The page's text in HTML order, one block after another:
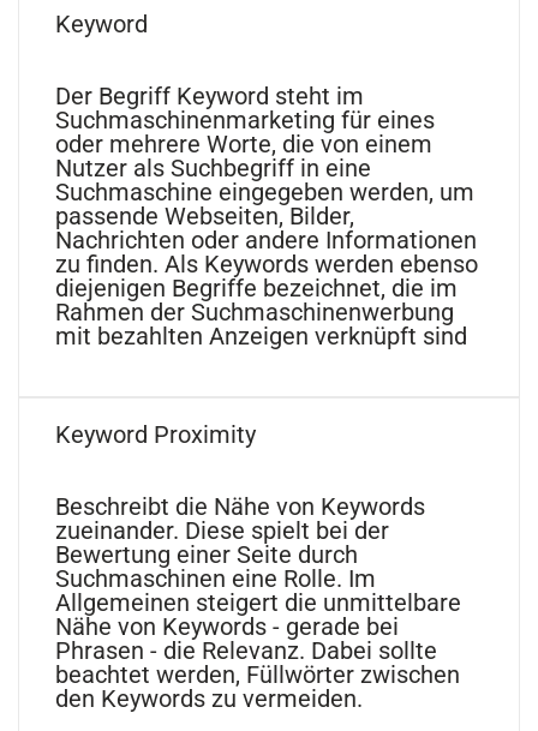
Keyword
Der Begriff Keyword steht im
Suchmaschinenmarketing für eines
oder mehrere Worte, die von einem
Nutzer als Suchbegriff in eine
Suchmaschine eingegeben werden, um
passende Webseiten, Bilder,
Nachrichten oder andere Informationen
zu finden. Als Keywords werden ebenso
diejenigen Begriffe bezeichnet, die im
Rahmen der Suchmaschinenwerbung
mit bezahlten Anzeigen verknüpft sind
Keyword Proximity
Beschreibt die Nähe von Keywords
zueinander. Diese spielt bei der
Bewertung einer Seite durch
Suchmaschinen eine Rolle. Im
Allgemeinen steigert die unmittelbare
Nähe von Keywords - gerade bei
Phrasen - die Relevanz. Dabei sollte
beachtet werden, Füllwörter zwischen
den Keywords zu vermeiden.